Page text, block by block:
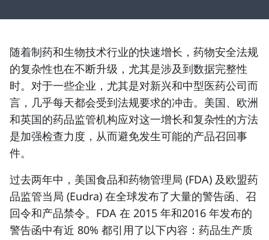
随着制药和生物技术行业的快速增长，药物安全法规
的复杂性也在不断升级，尤其是涉及到数据完整性
时。对于一些企业，尤其是对新兴和中型医药公司而
言，几乎每天都会受到法规要求的冲击。美国、欧洲
和英国的药品监管机构应对这一增长和复杂性的方法
是加强检查力度，从而避免发生可能的产品召回事
件。
过去两年中，美国食品和药物管理局 (FDA) 及欧盟药
品监管当局 (Eudra) 在全球发布了大量的警告函、召
回令和产品禁令。FDA 在 2015 年和2016 年发布的
警告函中有近 80% 都引用了以下内容：药品生产质